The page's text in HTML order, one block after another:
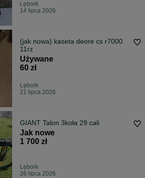
Lębork
14 lipca 2026
(jak nowa) kaseta deore cs r7000
11rz
Używane
60 zł
Lębork
21 lipca 2026
GIANT Talon 3koła 29 cali
Jak nowe
1 700 zł
Lębork
26 lipca 2026